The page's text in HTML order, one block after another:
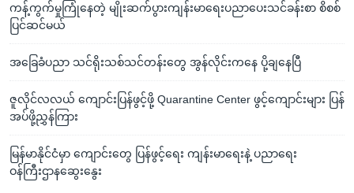
ကန့်ကွက်မှုကြုံနေတဲ့ မျိုးဆက်ပွားကျန်းမာရေးပညာပေးသင်ခန်းစာ စိစစ်
ပြင်ဆင်မယ်
အခြေခံပညာ သင်ရိုးသစ်သင်တန်းတွေ အွန်လိုင်းကနေ ပို့ချနေပြီ
ဇူလိုင်လလယ် ကျောင်းပြန်ဖွင့်ဖို့ Quarantine Center ဖွင့်ကျောင်းများ ပြန်
အပ်ဖို့ညွှန်ကြား
မြန်မာနိုင်ငံမှာ ကျောင်းတွေ ပြန်ဖွင့်ရေး ကျန်းမာရေးနဲ့ ပညာရေး
ဝန်ကြီးဌာနဆွေးနွေး